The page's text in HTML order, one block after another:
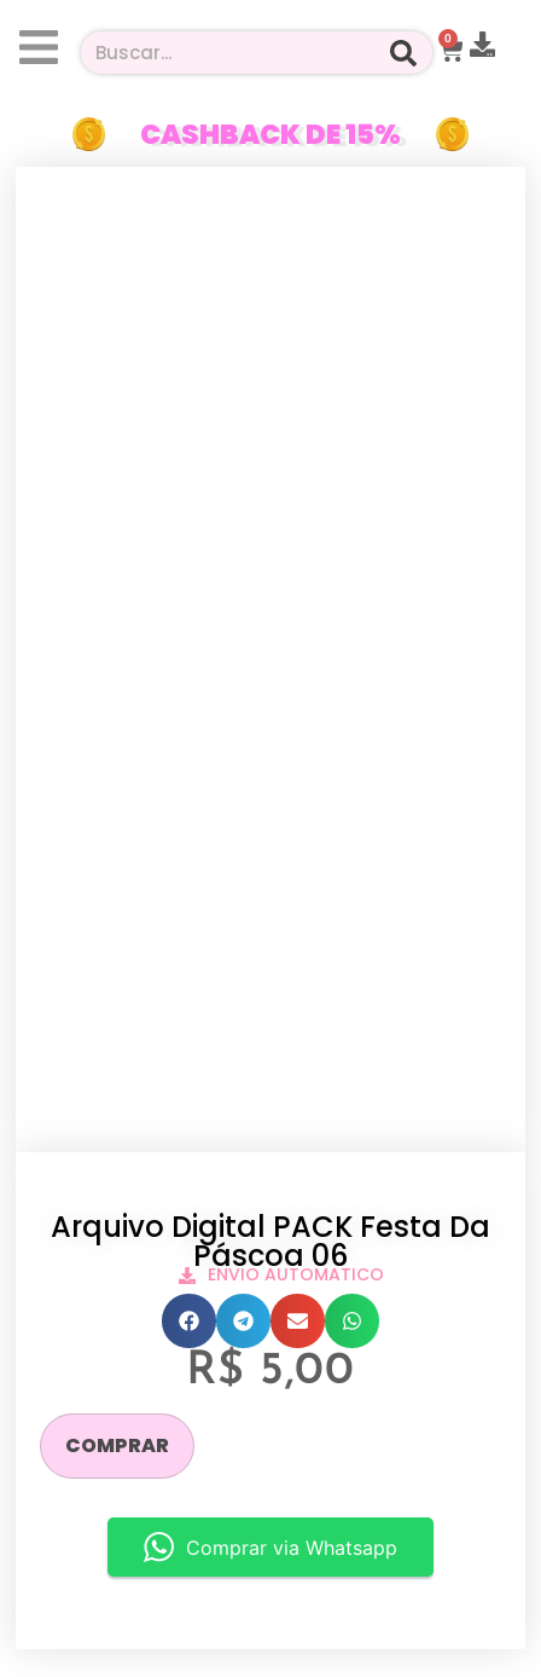
0
CASHBACK DE 15%
Arquivo Digital PACK Festa Da
Páscoa 06
ENVIO AUTOMATICO
R$ 5,00
COMPRAR
Comprar via Whatsapp